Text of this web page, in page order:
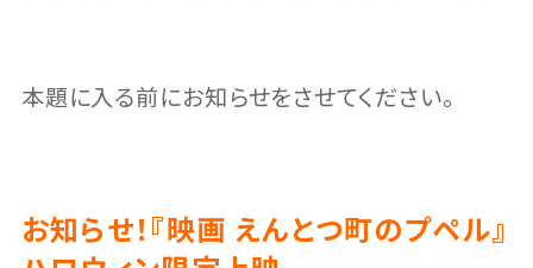
本題に入る前にお知らせをさせてください。
お知らせ！『映画 えんとつ町のプペル』